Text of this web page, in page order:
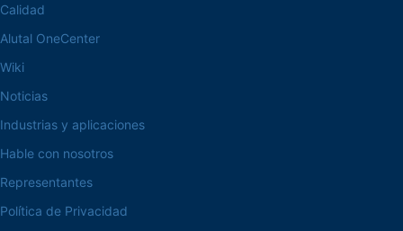
Calidad
Alutal OneCenter
Wiki
Noticias
Industrias y aplicaciones
Hable con nosotros
Representantes
Política de Privacidad